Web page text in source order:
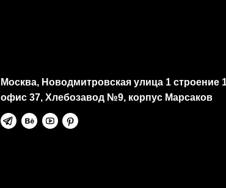
Москва, Новодмитровская улица 1 строение 1,
офис 37, Хлебозавод №9, корпус Марсаков